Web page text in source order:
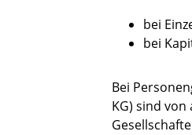
bei
bei
Bei
KG) sind